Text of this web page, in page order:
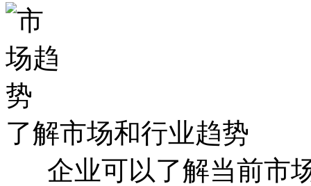
了解市场和行业趋势
企业可以了解当前市